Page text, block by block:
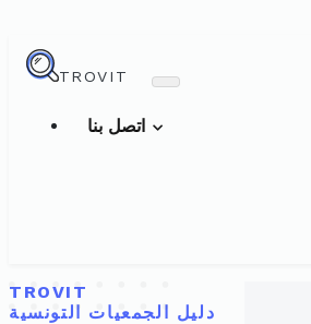
TROVIT
TROVIT
دليل الجمعيات التونسية